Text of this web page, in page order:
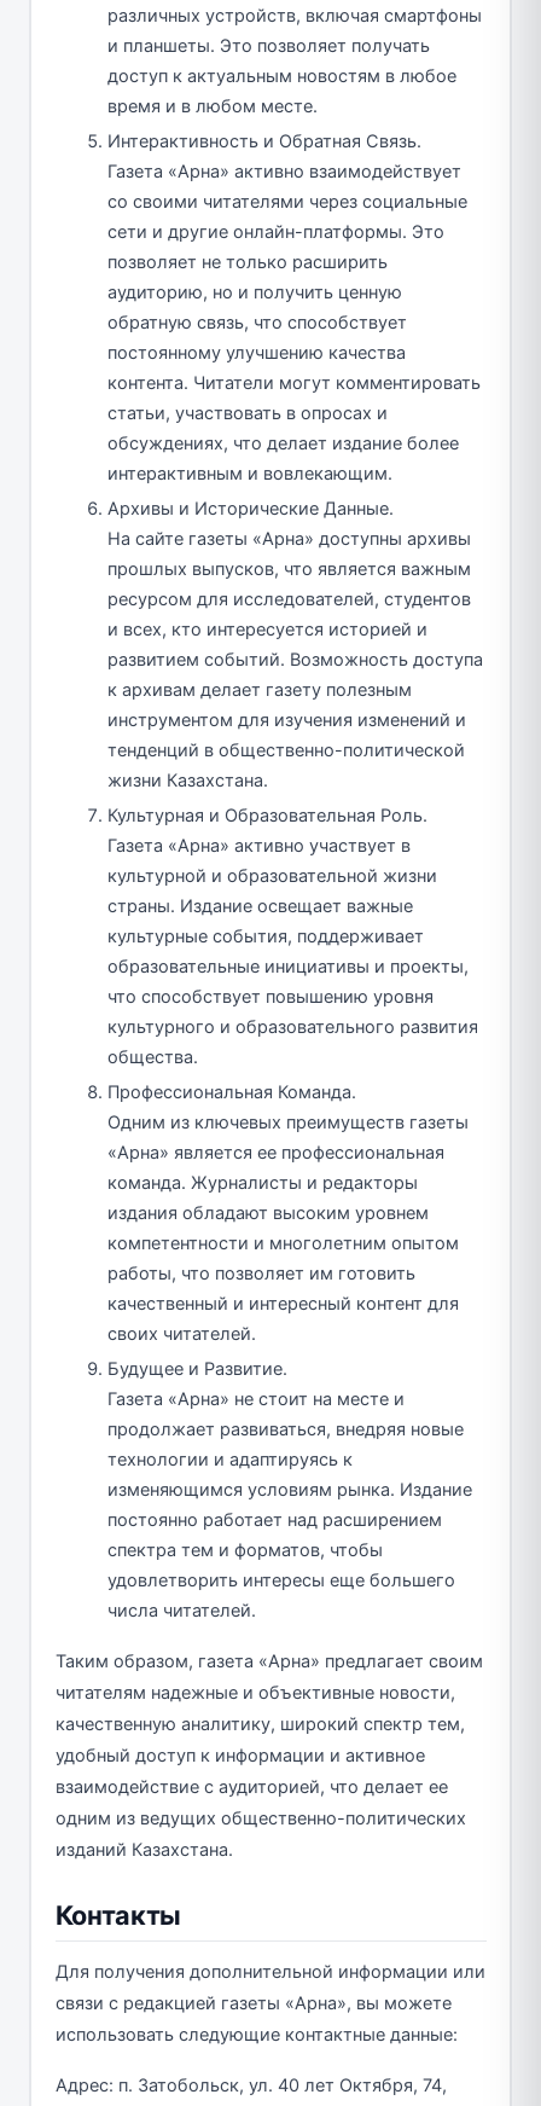
различных устройств, включая смартфоны
и планшеты. Это позволяет получать
доступ к актуальным новостям в любое
время и в любом месте.
Интерактивность и Обратная Связь.
Газета «Арна» активно взаимодействует
со своими читателями через социальные
сети и другие онлайн-платформы. Это
позволяет не только расширить
аудиторию, но и получить ценную
обратную связь, что способствует
постоянному улучшению качества
контента. Читатели могут комментировать
статьи, участвовать в опросах и
обсуждениях, что делает издание более
интерактивным и вовлекающим.
Архивы и Исторические Данные.
На сайте газеты «Арна» доступны архивы
прошлых выпусков, что является важным
ресурсом для исследователей, студентов
и всех, кто интересуется историей и
развитием событий. Возможность доступа
к архивам делает газету полезным
инструментом для изучения изменений и
тенденций в общественно-политической
жизни Казахстана.
Культурная и Образовательная Роль.
Газета «Арна» активно участвует в
культурной и образовательной жизни
страны. Издание освещает важные
культурные события, поддерживает
образовательные инициативы и проекты,
что способствует повышению уровня
культурного и образовательного развития
общества.
Профессиональная Команда.
Одним из ключевых преимуществ газеты
«Арна» является ее профессиональная
команда. Журналисты и редакторы
издания обладают высоким уровнем
компетентности и многолетним опытом
работы, что позволяет им готовить
качественный и интересный контент для
своих читателей.
Будущее и Развитие.
Газета «Арна» не стоит на месте и
продолжает развиваться, внедряя новые
технологии и адаптируясь к
изменяющимся условиям рынка. Издание
постоянно работает над расширением
спектра тем и форматов, чтобы
удовлетворить интересы еще большего
числа читателей.
Таким образом, газета «Арна» предлагает своим
читателям надежные и объективные новости,
качественную аналитику, широкий спектр тем,
удобный доступ к информации и активное
взаимодействие с аудиторией, что делает ее
одним из ведущих общественно-политических
изданий Казахстана.
Контакты
Для получения дополнительной информации или
связи с редакцией газеты «Арна», вы можете
использовать следующие контактные данные:
Адрес: п. Затобольск, ул. 40 лет Октября, 74,